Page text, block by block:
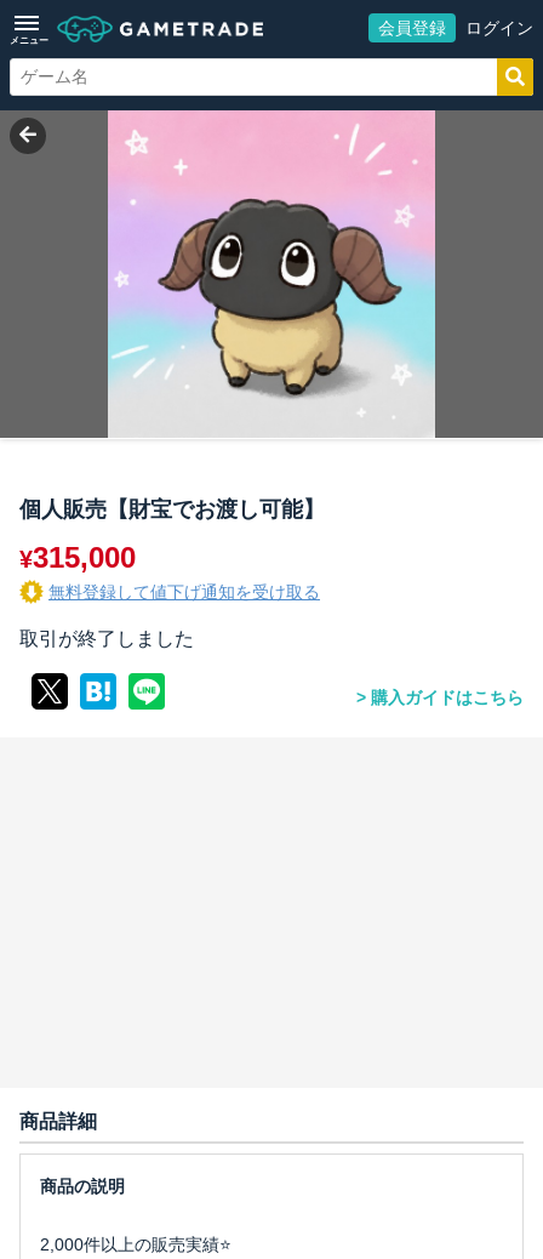
メニュー
会員登録 ログイン
個人販売【財宝でお渡し可能】
¥315,000
無料登録して値下げ通知を受け取る
取引が終了しました
購入ガイドはこちら
商品詳細
2,000件以上の販売実績⭐